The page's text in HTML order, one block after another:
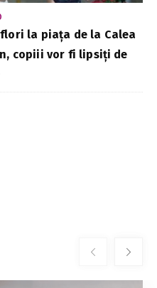
la piața de la Calea
copiii vor fi lipsiți de